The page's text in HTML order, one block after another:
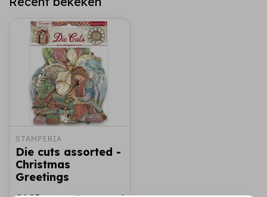
STAMPERIA
Die cuts assorted -
Christmas
Greetings